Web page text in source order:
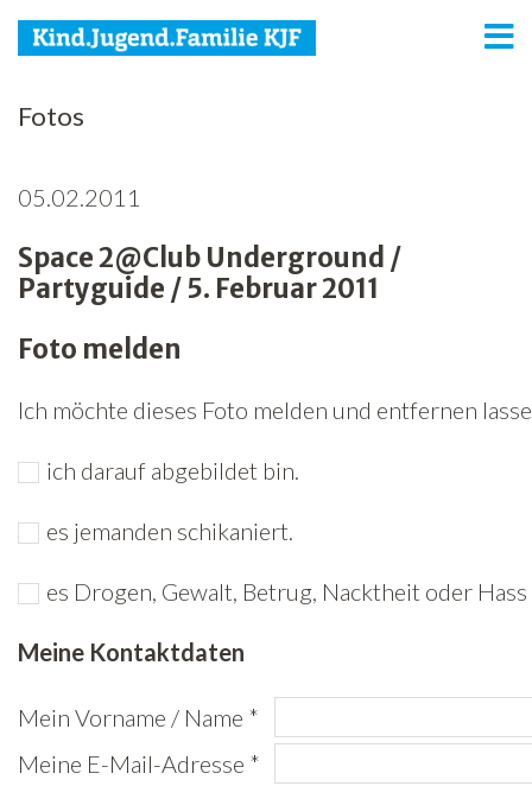
KJF
Jugend
Familie
Netzwerk
Spenden
Jobs
Freiwilligenarbeit
News
Fotos
05.02.2011
Space 2@Club Underground /
Partyguide / 5. Februar 2011
Foto melden
Ich möchte dieses Foto melden und entfernen
ich darauf abgebildet bin.
es jemanden schikaniert.
es Drogen, Gewalt, Betrug, Nacktheit oder
Meine Kontaktdaten
Mein Vorname / Name *
Meine E-Mail-Adresse *